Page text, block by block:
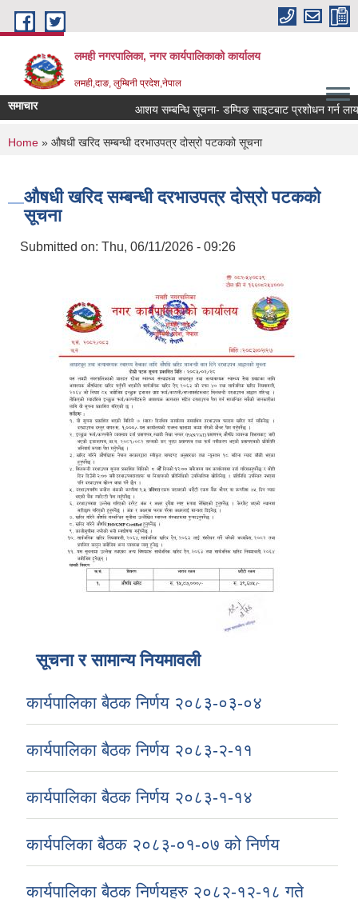
Skip to main content
लमही नगरपालिका, नगर कार्यपालिकाको कार्यालय
लमही,दाङ, लुम्बिनी प्रदेश,नेपाल
समाचार आशय सम्बन्धि सूचना- डम्पिङ साइटबाट प्रशोधन गर्न
You are here
Home » औषधी खरिद सम्बन्धी दरभाउपत्र दोस्रो पटकको सूचना
औषधी खरिद सम्बन्धी दरभाउपत्र दोस्रो पटकको
सूचना
Submitted on: Thu, 06/11/2026 - 09:26
सूचना र सामान्य नियमावली
कार्यपालिका बैठक निर्णय २०८३-०३-०४
कार्यपालिका बैठक निर्णय २०८३-२-११
कार्यपालिका बैठक निर्णय २०८३-१-१४
कार्यपलिका बैठक २०८३-०१-०७ को निर्णय
कार्यपालिका बैठक निर्णयहरु २०८२-१२-१८ गते